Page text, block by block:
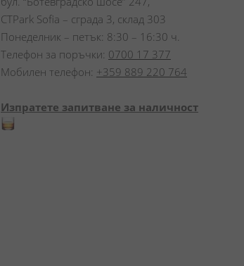
CTPark Sofia – сграда 3, склад 303
Понеделник – петък: 8:30 – 16:30 ч.
Телефон за поръчки: 0700 17 377
Мобилен телефон: +359 889 220 764
Изпратете запитване за наличност